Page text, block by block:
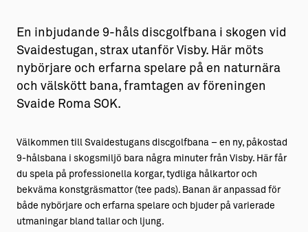
En inbjudande 9-håls discgolfbana i skogen vid
Svaidestugan, strax utanför Visby. Här möts
nybörjare och erfarna spelare på en naturnära
och välskött bana, framtagen av föreningen
Svaide Roma SOK.
Välkommen till Svaidestugans discgolfbana – en ny, påkostad
9-hålsbana i skogsmiljö bara några minuter från Visby. Här får
du spela på professionella korgar, tydliga hålkartor och
bekväma konstgräsmattor (tee pads). Banan är anpassad för
både nybörjare och erfarna spelare och bjuder på varierade
utmaningar bland tallar och ljung.